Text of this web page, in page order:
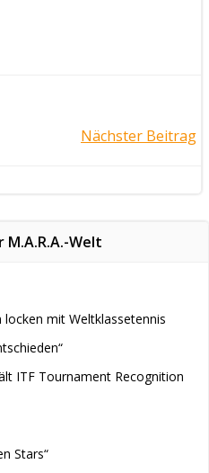
Nächster Beitrag
Welt
mit Weltklassetennis
ITF Tournament Recognition
Stars“